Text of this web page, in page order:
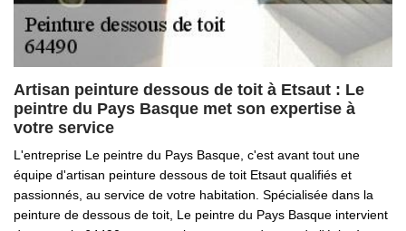
Artisan peinture dessous de toit à Etsaut : Le
peintre du Pays Basque met son expertise à
votre service
L'entreprise Le peintre du Pays Basque, c'est avant tout une
équipe d'artisan peinture dessous de toit Etsaut qualifiés et
passionnés, au service de votre habitation. Spécialisée dans la
peinture de dessous de toit, Le peintre du Pays Basque intervient